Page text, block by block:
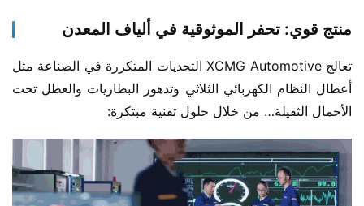
منتج قوي: تحفر الموثوقية في ألياف المعدن
الأحمال الثقيلة… من خلال حلول تقنية مبتكرة: